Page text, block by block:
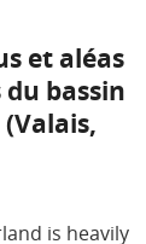
et aléas
bassin
is heavily